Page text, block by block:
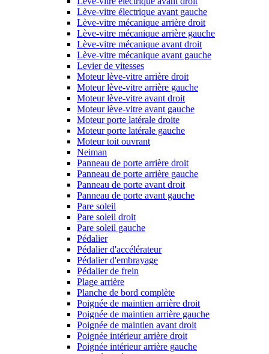
Lève-vitre électrique avant gauche
Lève-vitre mécanique arrière droit
Lève-vitre mécanique arrière gauche
Lève-vitre mécanique avant droit
Lève-vitre mécanique avant gauche
Levier de vitesses
Moteur lève-vitre arrière droit
Moteur lève-vitre arrière gauche
Moteur lève-vitre avant droit
Moteur lève-vitre avant gauche
Moteur porte latérale droite
Moteur porte latérale gauche
Moteur toit ouvrant
Neiman
Panneau de porte arrière droit
Panneau de porte arrière gauche
Panneau de porte avant droit
Panneau de porte avant gauche
Pare soleil
Pare soleil droit
Pare soleil gauche
Pédalier
Pédalier d'accélérateur
Pédalier d'embrayage
Pédalier de frein
Plage arrière
Planche de bord complète
Poignée de maintien arrière droit
Poignée de maintien arrière gauche
Poignée de maintien avant droit
Poignée intérieur arrière droit
Poignée intérieur arrière gauche